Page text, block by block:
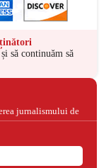
să continuăm să
jurnalismului de